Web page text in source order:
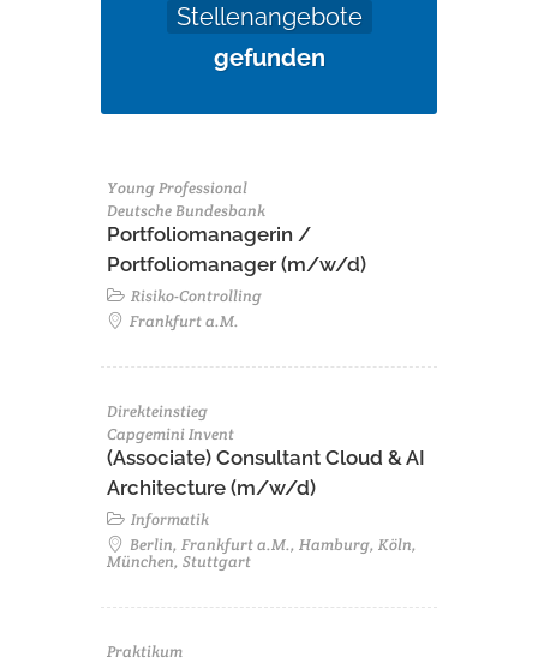
Stellenangebote
gefunden
Young Professional
Deutsche Bundesbank
Portfoliomanagerin /
Portfoliomanager (m/w/d)
Risiko-Controlling
Frankfurt a.M.
Direkteinstieg
Capgemini Invent
(Associate) Consultant Cloud & AI
Architecture (m/w/d)​ ​
Informatik
Berlin, Frankfurt a.M., Hamburg, Köln,
München, Stuttgart
Praktikum